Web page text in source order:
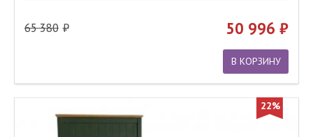
65 380 50 996
В КОРЗИНУ
22%